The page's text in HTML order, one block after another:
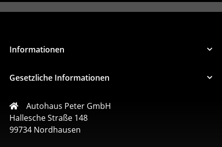
Informationen
Gesetzliche Informationen
Autohaus Peter GmbH
Hallesche Straße 148
99734 Nordhausen